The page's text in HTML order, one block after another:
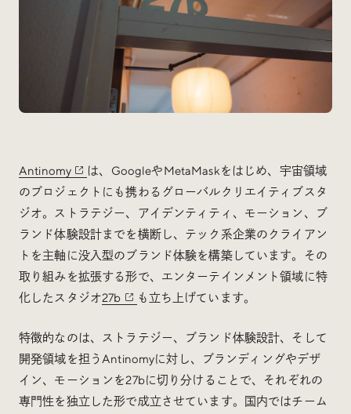
Antinomy
は、GoogleやMetaMaskをはじめ、宇宙領域
のプロジェクトにも携わるグローバルクリエイティブスタ
ジオ。ストラテジー、アイデンティティ、モーション、ブ
ランド体験設計までを横断し、テック系企業のクライアン
トを主軸に没入型のブランド体験を構築しています。その
取り組みを拡張する形で、エンターテインメント領域に特
化したスタジオ27b も立ち上げています。
特徴的なのは、ストラテジー、ブランド体験設計、そして
開発領域を担うAntinomyに対し、ブランディングやデザ
イン、モーションを27bに切り分けることで、それぞれの
専門性を独立した形で成立させています。国内ではチーム